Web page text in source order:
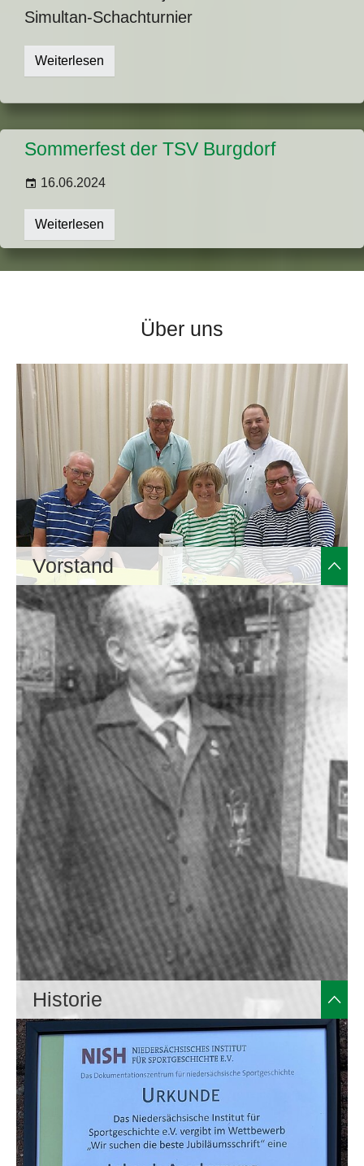
Simultan-Schachturnier
Weiterlesen
Sommerfest der TSV Burgdorf
16.06.2024
Weiterlesen
Über uns
Vorstand
Historie